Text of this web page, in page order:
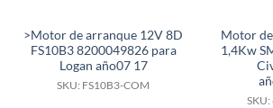
>Motor de arranque 12V 8D
FS10B3 8200049826 para
Logan año07 17
SKU: FS10B3-COM
Motor
1,4Kw